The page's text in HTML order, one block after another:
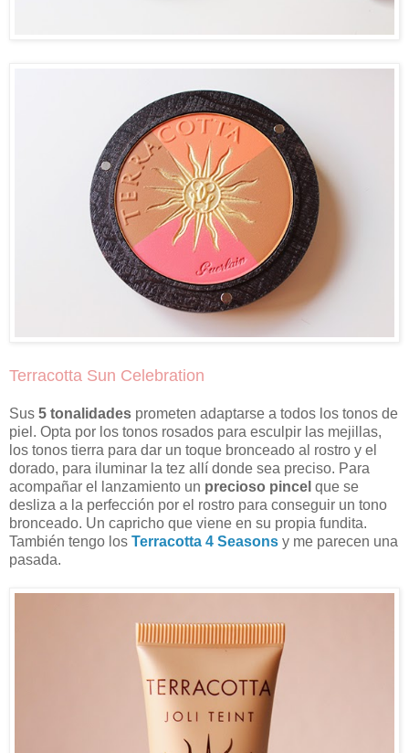
Terracotta Sun Celebration
Sus 5 tonalidades prometen adaptarse a todos los tonos de
piel. Opta por los tonos rosados para esculpir las mejillas,
los tonos tierra para dar un toque bronceado al rostro y el
dorado, para iluminar la tez allí donde sea preciso. Para
acompañar el lanzamiento un precioso pincel que se
desliza a la perfección por el rostro para conseguir un tono
bronceado. Un capricho que viene en su propia fundita.
También tengo los Terracotta 4 Seasons y me parecen una
pasada.